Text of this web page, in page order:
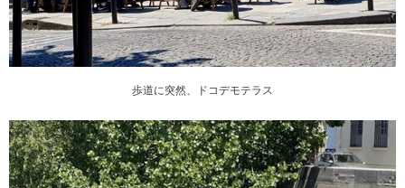
歩道に突然、ドコデモテラス